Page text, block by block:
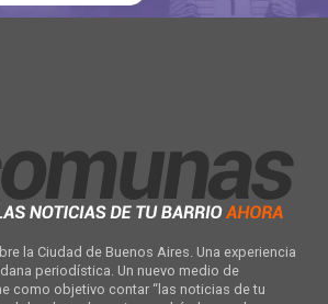
la Ciudad de Buenos Aires. Una experiencia
periodística. Un nuevo medio de
como objetivo contar “las noticias de tu